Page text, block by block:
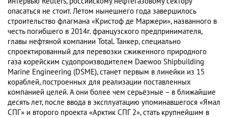
опасаться не стоит. Летом нынешнего года завершилось
строительство флагмана «Кристоф де Маржери», названного в
честь погибшего в 2014г. французского предпринимателя,
главы нефтяной компании Total. Танкер, специально
спроектированный для перевозки сжиженного природного
газа корейским судопроизводителем Daewoo Shipbuilding
Marine Engineering (DSME), станет первым в линейки из 15
кораблей, построенных для реализации поставленных
компанией целей. А они более чем серьёзные – в ближайшие
десять лет, после ввода в эксплуатацию упоминавшегося «Ямал
СПГ» и второго проекта «Арктик СПГ 2», стать крупнейшим в